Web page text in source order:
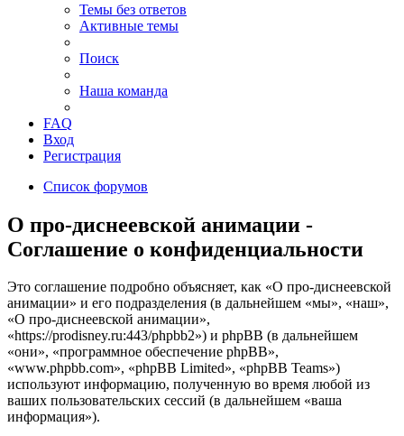
Темы без ответов
Активные темы
Поиск
Наша команда
FAQ
Вход
Регистрация
Список форумов
О про-диснеевской анимации -
Соглашение о конфиденциальности
Это соглашение подробно объясняет, как «О про-диснеевской
анимации» и его подразделения (в дальнейшем «мы», «наш»,
«О про-диснеевской анимации»,
«https://prodisney.ru:443/phpbb2») и phpBB (в дальнейшем
«они», «программное обеспечение phpBB»,
«www.phpbb.com», «phpBB Limited», «phpBB Teams»)
используют информацию, полученную во время любой из
ваших пользовательских сессий (в дальнейшем «ваша
информация»).